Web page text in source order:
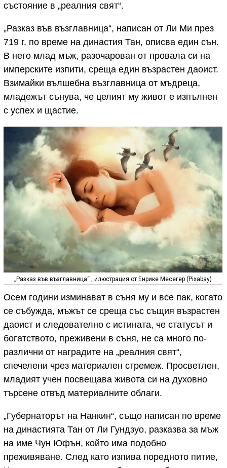
състояние в „реалния свят“.
„Разказ във възглавница“, написан от Ли Ми през
719 г. по време на династия Тан, описва един сън.
В него млад мъж, разочарован от провала си на
имперските изпити, среща един възрастен даоист.
Взимайки вълшебна възглавница от мъдреца,
младежът сънува, че целият му живот е изпълнен
с успех и щастие.
„Разказ във възглавница“ , илюстрация от Енрике Месегер (Pixabay)
Осем години изминават в съня му и все пак, когато
се събужда, мъжът се среща със същия възрастен
даоист и следователно с истината, че статусът и
богатството, преживени в съня, не са много по-
различни от наградите на „реалния свят“,
спечелени чрез материален стремеж. Просветлен,
младият учен посвещава живота си на духовно
търсене отвъд материалните облаги.
„Губернаторът на Нанкин“, също написан по време
на династията Тан от Ли Гундзуо, разказва за мъж
на име Чун Юфън, който има подобно
преживяване. След като изпива поредното питие,